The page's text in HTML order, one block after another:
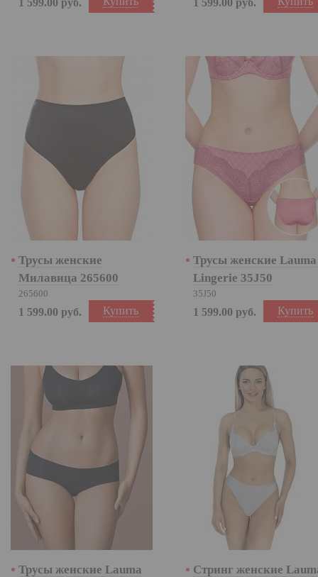
1 599.00 руб. 1 599.00 руб.
Трусы женские
Милавица 265600
265600
Купить
1 599.00 руб.
Трусы женские Lauma
Lingerie 35J50
35J50
Купить
1 599.00 руб.
Трусы женские Lauma
Стринг женские